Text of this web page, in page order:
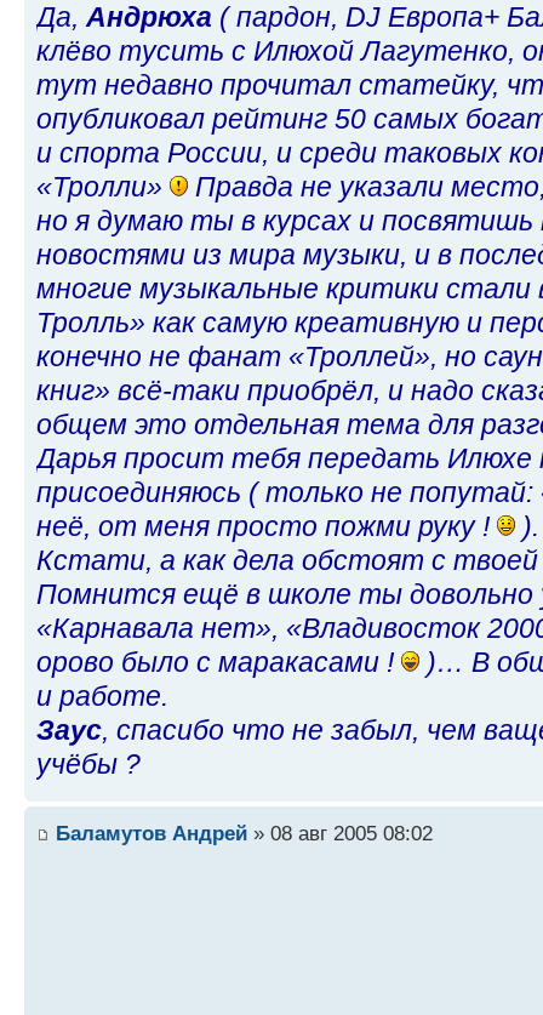
Да, Андрюха ( пардон, DJ Европа+
клёво тусить с Илюхой Лагутенко,
тут недавно прочитал статейку,
опубликовал рейтинг 50 самых
и спорта России, и среди таковых
«Тролли»
Правда не указали
но я думаю ты в курсах и посвятишь
новостями из мира музыки, и в
многие музыкальные критики
Тролль» как самую креативную и
конечно не фанат «Троллей», но
книг» всё-таки приобрёл, и надо
общем это отдельная тема для
Дарья просит тебя передать Илюхе
присоединяюсь ( только не попутай:
неё, от меня просто пожми руку !
).
Кстати, а как дела обстоят с твоей
Помнится ещё в школе ты довольно
«Карнавала нет», «Владивосток
орово было с маракасами !
)… В
и работе.
Заус, спасибо что не забыл, чем
учёбы ?
Баламутов Андрей » 08 авг 2005 08:02